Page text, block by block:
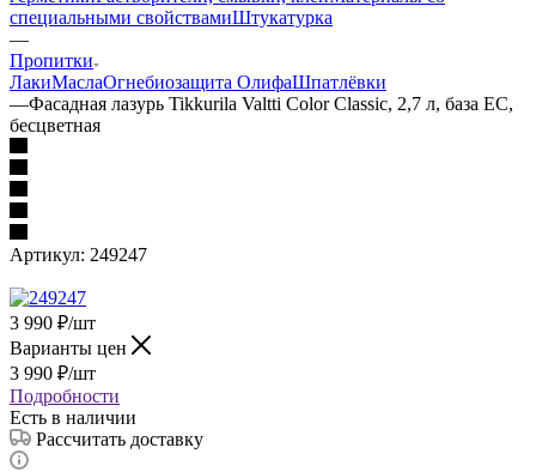
специальными свойствамиШтукатурка
—
Пропитки
ЛакиМаслаОгнебиозащита ОлифаШпатлёвки
—Фасадная лазурь Tikkurila Valtti Color Classic, 2,7 л, база EC,
бесцветная
Артикул: 249247
3 990 ₽/шт
Варианты цен
3 990 ₽/шт
Подробности
Есть в наличии
Рассчитать доставку